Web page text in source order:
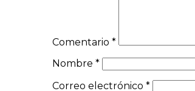
Comentario *
Nombre *
Correo electrónico *